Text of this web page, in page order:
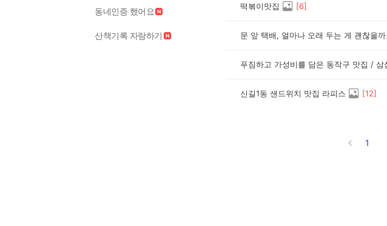
동네인증 했어요
산책기록 자랑하기
떡볶이맛집 [6]
문 앞 택배, 얼마나 오래 두는 게 괜찮을까
신길1동 샌드위치 맛집 라피스 [12]
1